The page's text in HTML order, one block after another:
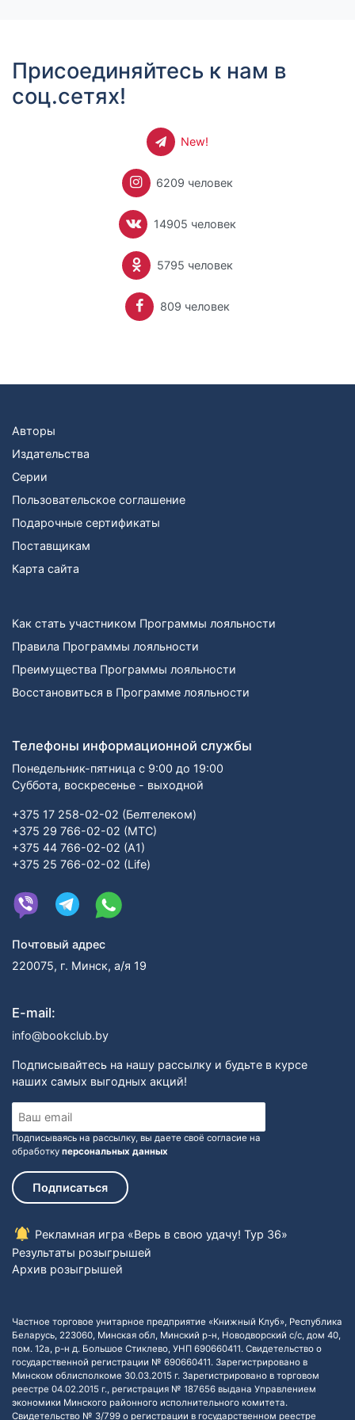
Присоединяйтесь к нам в
соц.сетях!
New!
6209 человек
14905 человек
5795 человек
809 человек
Авторы
Издательства
Серии
Пользовательское соглашение
Подарочные сертификаты
Поставщикам
Карта сайта
Как стать участником Программы лояльности
Правила Программы лояльности
Преимущества Программы лояльности
Восстановиться в Программе лояльности
Телефоны информационной службы
Понедельник-пятница с 9:00 до 19:00
Суббота, воскресенье - выходной
+375 17 258-02-02 (Белтелеком)
+375 29 766-02-02 (МТС)
+375 44 766-02-02 (А1)
+375 25 766-02-02 (Life)
Почтовый адрес
220075, г. Минск, а/я 19
E-mail:
info@bookclub.by
Подписывайтесь на нашу рассылку и будьте в курсе
наших самых выгодных акций!
Подписываясь на рассылку, вы даете своё согласие на
обработку персональных данных
Подписаться
Рекламная игра «Верь в свою удачу! Тур 36»
Результаты розыгрышей
Архив розыгрышей
Частное торговое унитарное предприятие «Книжный Клуб», Республика
Беларусь, 223060, Минская обл, Минский р-н, Новодворский с/с, дом 40,
пом. 12а, р-н д. Большое Стиклево, УНП 690660411. Свидетельство о
государственной регистрации № 690660411. Зарегистрировано в
Минском облисполкоме 30.03.2015 г. Зарегистрировано в торговом
реестре 04.02.2015 г., регистрация № 187656 выдана Управлением
экономики Минского районного исполнительного комитета.
Свидетельство № 3/799 о регистрации в государственном реестре